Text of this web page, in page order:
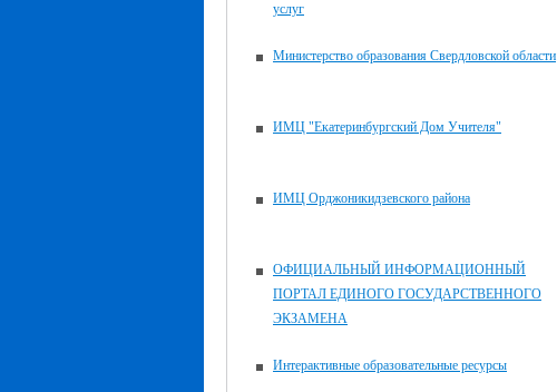
услуг
Министерство образования Свердловской области
ИМЦ "Екатеринбургский Дом Учителя"
ИМЦ Орджоникидзевского района
ОФИЦИАЛЬНЫЙ ИНФОРМАЦИОННЫЙ
ПОРТАЛ ЕДИНОГО ГОСУДАРСТВЕННОГО
ЭКЗАМЕНА
Интерактивные образовательные ресурсы